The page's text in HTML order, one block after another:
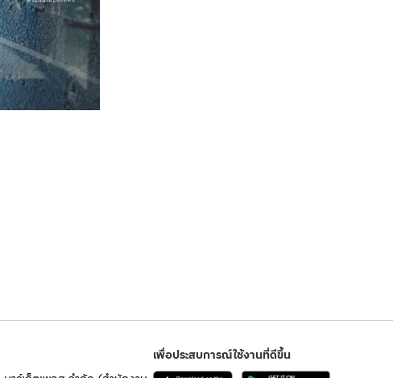
เพื่อประสบการณ์ใช้งานที่ดีขึ้น